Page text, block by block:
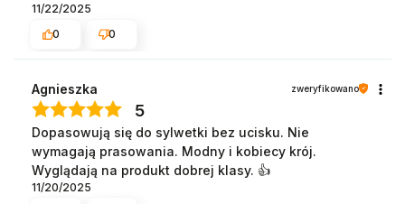
11/22/2025
0
0
Agnieszka zweryfikowano
5
Dopasowują się do sylwetki bez ucisku. Nie
wymagają prasowania. Modny i kobiecy krój.
Wyglądają na produkt dobrej klasy. 👍️
11/20/2025